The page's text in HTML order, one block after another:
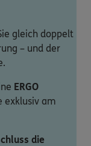
gleich doppelt
– und der
ERGO
exklusiv am
die